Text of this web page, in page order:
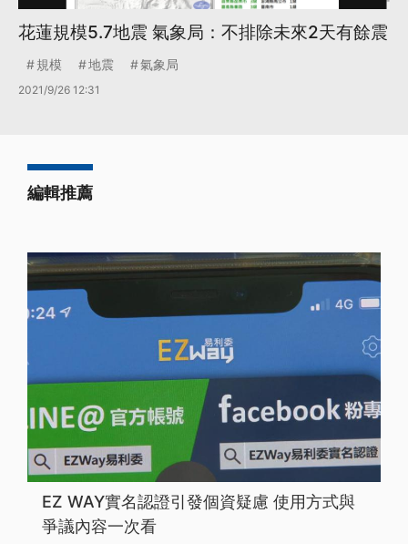
花蓮規模5.7地震 氣象局：不排除未來2天有餘震
規模 地震 氣象局
2021/9/26 12:31
編輯推薦
EZ WAY實名認證引發個資疑慮 使用方式與
爭議內容一次看